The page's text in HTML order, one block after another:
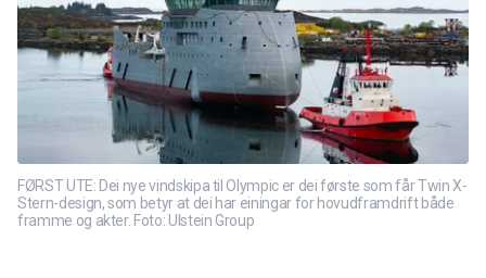
FØRST UTE: Dei nye vindskipa til Olympic er dei første som får Twin X-
Stern-design, som betyr at dei har einingar for hovudframdrift både
framme og akter. Foto: Ulstein Group